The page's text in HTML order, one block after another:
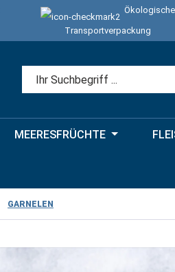
Ökologische
Transportverpackung
MEERESFRÜCHTE
GARNELEN